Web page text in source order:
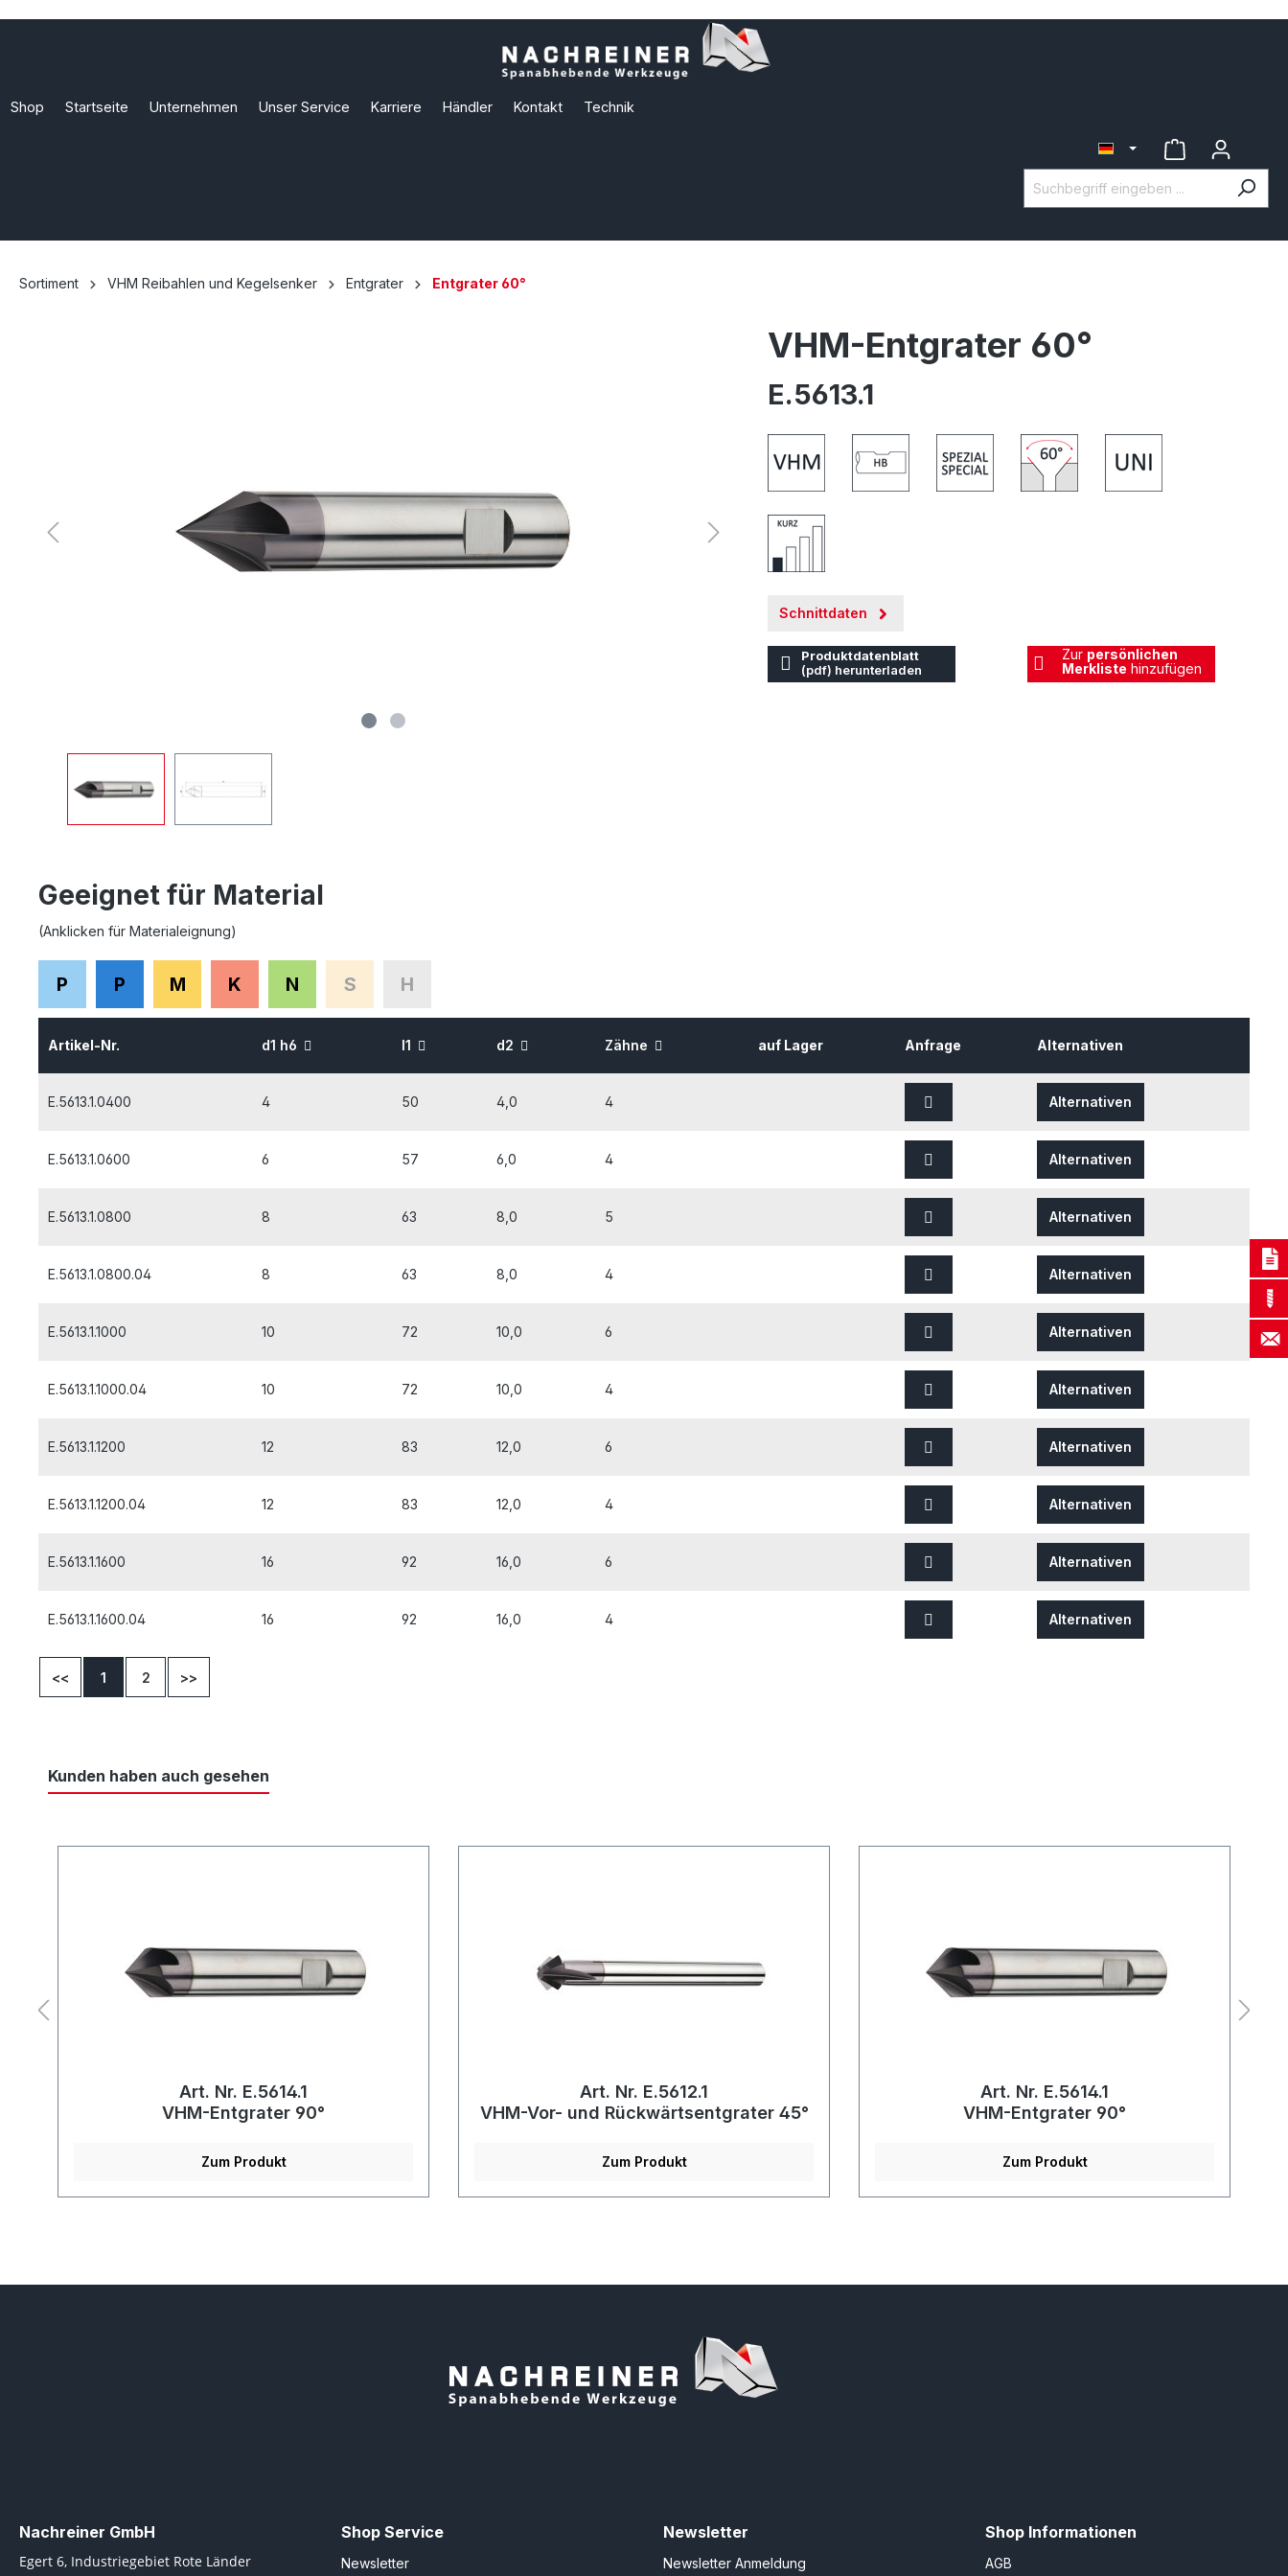
Shop Startseite Unternehmen Unser Service Karriere Händler Kontakt Technik
Sortiment VHM Reibahlen und Kegelsenker Entgrater Entgrater 60°
VHM-Entgrater 60°
E.5613.1
Schnittdaten
Produktdatenblatt
(pdf) herunterladen
Zur persönlichen
Merkliste hinzufügen
Geeignet für Material
(Anklicken für Materialeignung)
P P M K N S H
Artikel-Nr. d1 h6 l1 d2 Zähne auf Lager Anfrage Alternativen
E.5613.1.0400 4 50 4,0 4 Alternativen
E.5613.1.0600 6 57 6,0 4 Alternativen
E.5613.1.0800 8 63 8,0 5 Alternativen
E.5613.1.0800.04 8 63 8,0 4 Alternativen
E.5613.1.1000 10 72 10,0 6 Alternativen
E.5613.1.1000.04 10 72 10,0 4 Alternativen
E.5613.1.1200 12 83 12,0 6 Alternativen
E.5613.1.1200.04 12 83 12,0 4 Alternativen
E.5613.1.1600 16 92 16,0 6 Alternativen
E.5613.1.1600.04 16 92 16,0 4 Alternativen
<< 1 2 >>
Kunden haben auch gesehen
Art. Nr. E.5614.1
VHM-Entgrater 90°
Zum Produkt
Art. Nr. E.5612.1
VHM-Vor- und Rückwärtsentgrater 45°
Zum Produkt
Art. Nr. E.5614.1
VHM-Entgrater 90°
Zum Produkt
Nachreiner GmbH
Egert 6, Industriegebiet Rote Länder
Shop Service
Newsletter
Newsletter
Newsletter Anmeldung
Shop Informationen
AGB